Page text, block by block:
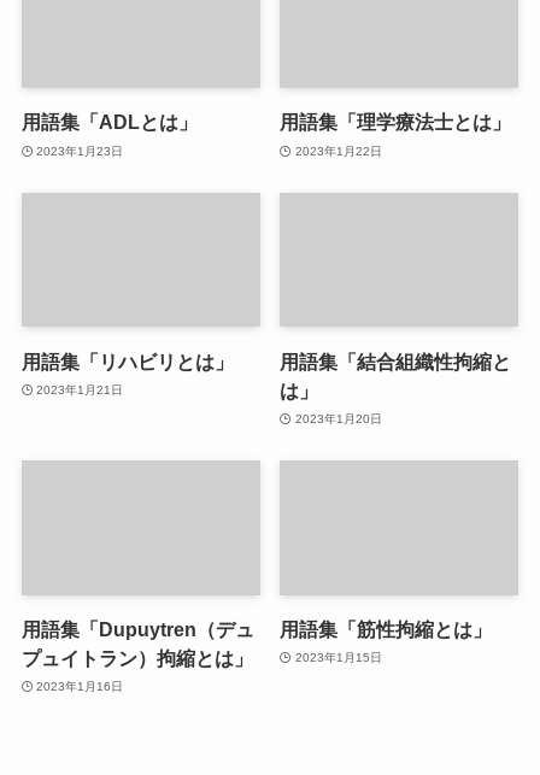
用語集「ADLとは」
2023年1月23日
用語集「理学療法士とは」
2023年1月22日
用語集「リハビリとは」
2023年1月21日
用語集「結合組織性拘縮と
は」
2023年1月20日
用語集「Dupuytren（デュ
プュイトラン）拘縮とは」
2023年1月16日
用語集「筋性拘縮とは」
2023年1月15日